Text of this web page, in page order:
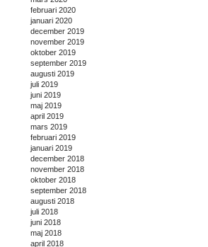
februari 2020
januari 2020
december 2019
november 2019
oktober 2019
september 2019
augusti 2019
juli 2019
juni 2019
maj 2019
april 2019
mars 2019
februari 2019
januari 2019
december 2018
november 2018
oktober 2018
september 2018
augusti 2018
juli 2018
juni 2018
maj 2018
april 2018